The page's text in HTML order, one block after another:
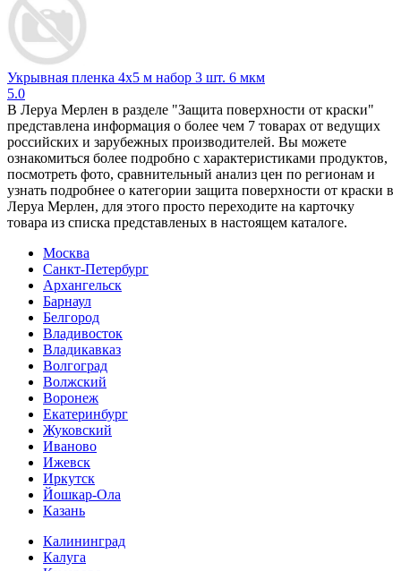
Укрывная пленка 4х5 м набор 3 шт. 6 мкм
5.0
В Леруа Мерлен в разделе "Защита поверхности от краски"
представлена информация о более чем 7 товарах от ведущих
российских и зарубежных производителей. Вы можете
ознакомиться более подробно c характеристиками продуктов,
посмотреть фото, сравнительный анализ цен по регионам и
узнать подробнее о категории защита поверхности от краски в
Леруа Мерлен, для этого просто переходите на карточку
товара из списка представленых в настоящем каталоге.
Москва
Санкт-Петербург
Архангельск
Барнаул
Белгород
Владивосток
Владикавказ
Волгоград
Волжский
Воронеж
Екатеринбург
Жуковский
Иваново
Ижевск
Иркутск
Йошкар-Ола
Казань
Калининград
Калуга